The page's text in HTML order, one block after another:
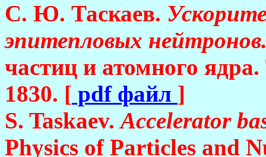
С. Ю. Таскаев.
эпитепловых
частиц и атомного
1830. [ pdf файл ]
S. Taskaev.Accelerator
Physics of Particles and